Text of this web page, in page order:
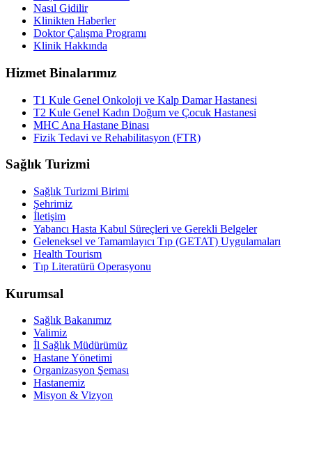
Nasıl Gidilir
Klinikten Haberler
Doktor Çalışma Programı
Klinik Hakkında
Hizmet Binalarımız
T1 Kule Genel Onkoloji ve Kalp Damar Hastanesi
T2 Kule Genel Kadın Doğum ve Çocuk Hastanesi
MHC Ana Hastane Binası
Fizik Tedavi ve Rehabilitasyon (FTR)
Sağlık Turizmi
Sağlık Turizmi Birimi
Şehrimiz
İletişim
Yabancı Hasta Kabul Süreçleri ve Gerekli Belgeler
Geleneksel ve Tamamlayıcı Tıp (GETAT) Uygulamaları
Health Tourism
Tıp Literatürü Operasyonu
Kurumsal
Sağlık Bakanımız
Valimiz
İl Sağlık Müdürümüz
Hastane Yönetimi
Organizasyon Şeması
Hastanemiz
Misyon & Vizyon